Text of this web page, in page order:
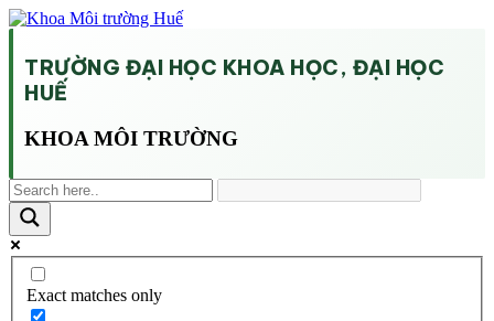
TRƯỜNG ĐẠI HỌC KHOA HỌC, ĐẠI HỌC
HUẾ
KHOA MÔI TRƯỜNG
Exact matches only